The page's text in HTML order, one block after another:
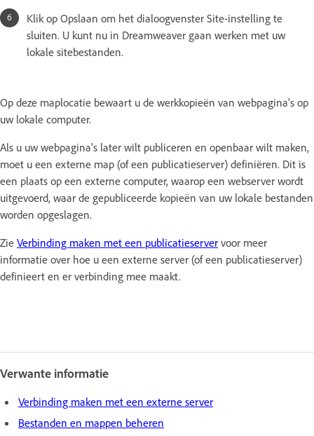
Klik op Opslaan om het dialoogvenster Site-instelling te
sluiten. U kunt nu in Dreamweaver gaan werken met uw
lokale sitebestanden.
Op deze maplocatie bewaart u de werkkopieën van webpagina's op
uw lokale computer.
Als u uw webpagina's later wilt publiceren en openbaar wilt maken,
moet u een externe map (of een publicatieserver) definiëren. Dit is
een plaats op een externe computer, waarop een webserver wordt
uitgevoerd, waar de gepubliceerde kopieën van uw lokale bestanden
worden opgeslagen.
Zie Verbinding maken met een publicatieserver voor meer
informatie over hoe u een externe server (of een publicatieserver)
definieert en er verbinding mee maakt.
Verwante informatie
Verbinding maken met een externe server
Bestanden en mappen beheren